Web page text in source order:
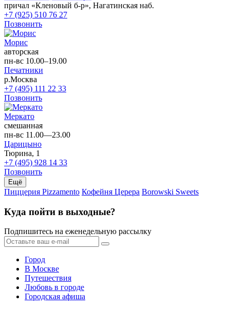
причал «Кленовый б-р», Нагатинская наб.
+7 (925) 510 76 27
Позвонить
Морис
авторская
пн-вс 10.00–19.00
Печатники
р.Москва
+7 (495) 111 22 33
Позвонить
Меркато
смешанная
пн-вс 11.00—23.00
Царицыно
Тюрина, 1
+7 (495) 928 14 33
Позвонить
Ещё
Пиццерия Pizzamento Кофейня Церера Borowski Sweets
Куда пойти в выходные?
Подпишитесь на еженедельную рассылку
Город
В Москве
Путешествия
Любовь в городе
Городская афиша